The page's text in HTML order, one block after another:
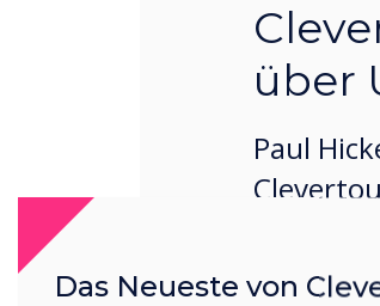
über
Paul
auf
US-
Das Neueste von